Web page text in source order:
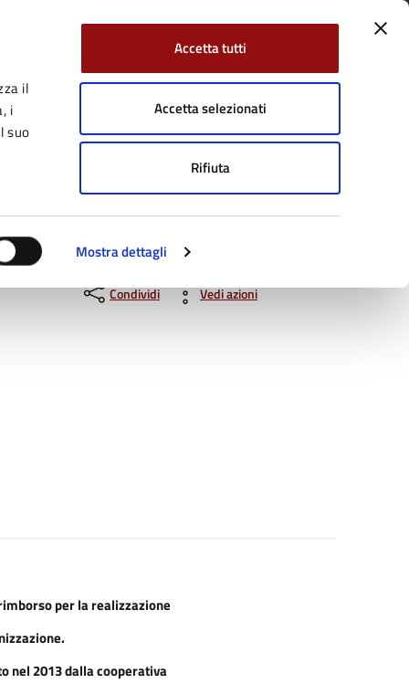
il
i
suo
Mostra dettagli
Accetta tutti
Accetta selezionati
Rifiuta
su: TwitterYouTube Cerca:
Tutti gli argomenti
Condividi Vedi azioni
per la realizzazione
nel 2013 dalla cooperativa